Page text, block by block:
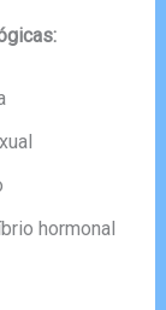
hormonal